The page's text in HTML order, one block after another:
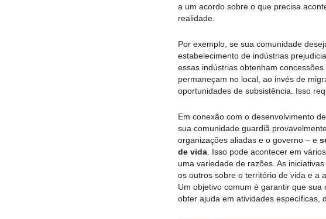
a um acordo sobre o que precisa
realidade.
Por exemplo, se sua comunidade
estabelecimento de indústrias
essas indústrias obtenham
permaneçam no local, ao invés de
oportunidades de subsistência. Isso
Em conexão com o desenvolvimento
sua comunidade guardiã
organizações aliadas e o governo – e
de vida . Isso pode acontecer em
uma variedade de razões. As
os outros sobre o território de vida e a
Um objetivo comum é garantir que
obter ajuda em atividades específicas,